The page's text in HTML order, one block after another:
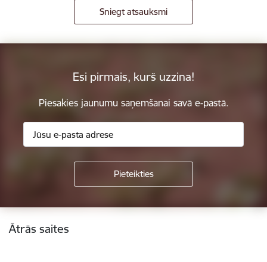
Sniegt atsauksmi
Esi pirmais, kurš uzzina!
Piesakies jaunumu saņemšanai savā e-pastā.
Kājene
Ātrās saites